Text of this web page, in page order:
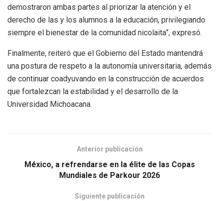
demostraron ambas partes al priorizar la atención y el
derecho de las y los alumnos a la educación, privilegiando
siempre el bienestar de la comunidad nicolaita”, expresó.
Finalmente, reiteró que el Gobierno del Estado mantendrá
una postura de respeto a la autonomía universitaria, además
de continuar coadyuvando en la construcción de acuerdos
que fortalezcan la estabilidad y el desarrollo de la
Universidad Michoacana.
Anterior publicación
México, a refrendarse en la élite de las Copas
Mundiales de Parkour 2026
Siguiente publicación